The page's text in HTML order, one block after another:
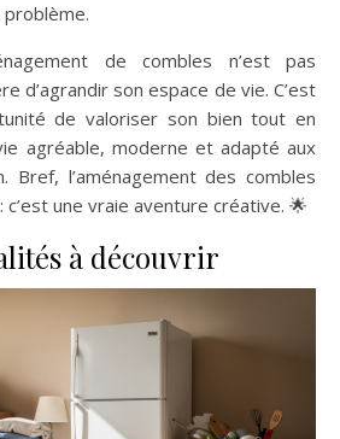
problème.
de combles n’est pas
d’agrandir son espace de vie. C’est
de valoriser son bien tout en
agréable, moderne et adapté aux
Bref, l’aménagement des combles
c’est une vraie aventure créative. 🌟
à découvrir